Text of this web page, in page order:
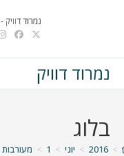
נמרוד
נמרוד דוויק
בלוג
>
2016
> יוני >
1
>